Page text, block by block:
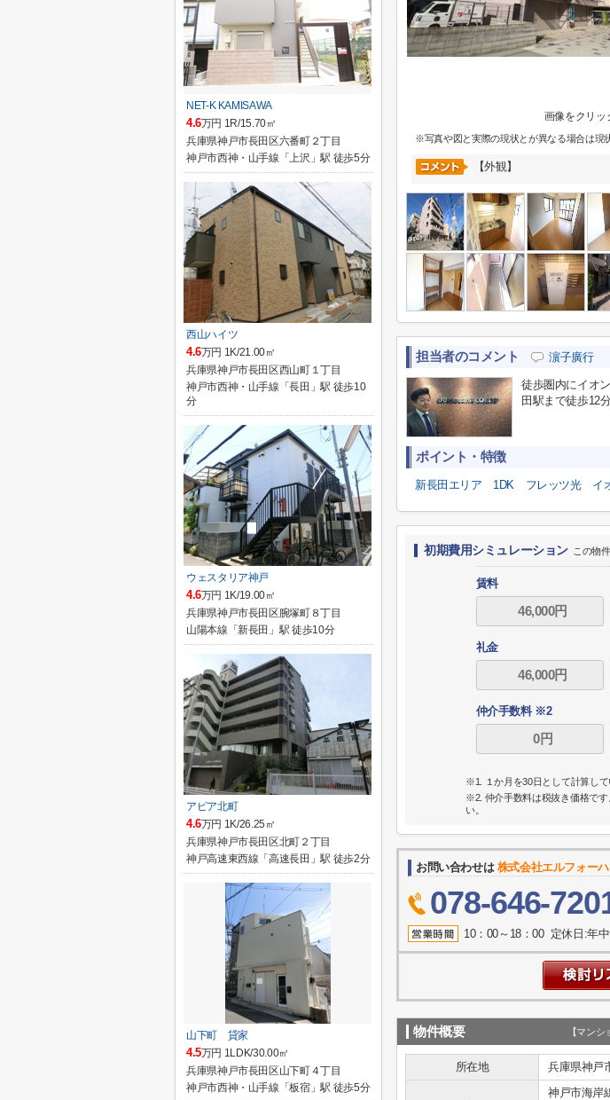
画像をクリッ
※写真や図と実際の現状とが異なる場合は現
【外観】
担当者のコメント 濵子廣行
徒歩圏内にイオ
田駅まで徒歩12
ポイント・特徴
新長田エリア 1DK フレッツ光 イ
初期費用シミュレーション この物
賃料
礼金
仲介手数料 ※2
※1. １か月を30日として計算して
※2. 仲介手数料は税抜き価格で
い。
お問い合わせは 株式会社エルフォー
078-646-
10：00～18：00 定休日:年
物件概要 【マン
所在地 兵庫県神戸
神戸市海岸
NET-K KAMISAWA
4.6万円 1R/15.70㎡
兵庫県神戸市長田区六番町２丁目
神戸市西神・山手線「上沢」駅 徒歩5分
西山ハイツ
4.6万円 1K/21.00㎡
兵庫県神戸市長田区西山町１丁目
神戸市西神・山手線「長田」駅 徒歩10
分
ウェスタリア神戸
4.6万円 1K/19.00㎡
兵庫県神戸市長田区腕塚町８丁目
山陽本線「新長田」駅 徒歩10分
アピア北町
4.6万円 1K/26.25㎡
兵庫県神戸市長田区北町２丁目
神戸高速東西線「高速長田」駅 徒歩2分
山下町 貸家
4.5万円 1LDK/30.00㎡
兵庫県神戸市長田区山下町４丁目
神戸市西神・山手線「板宿」駅 徒歩5分